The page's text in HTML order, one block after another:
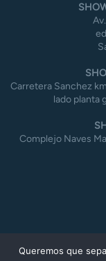
Carretera Sanchez
lado planta
Complejo Naves
Queremos que